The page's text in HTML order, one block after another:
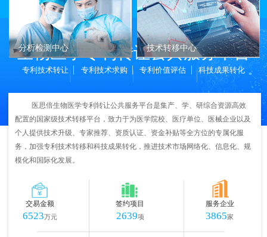
分析检测中心 技术转移中心
生物医学专利转让公共服务平台
专利技术转让 专利技术求购 专利价值评估 科技成果转化
医思倍生物医学专利转让公共服务平台是集产、学、研综合资源高效
配置的国家级技术转移平台，致力于为医学院校、医疗单位、医械企业以及
个人提供技术升级、专家推荐、资质认证、资金补贴等全方位的专属化服
务，加强专利技术转移和科技成果转化，推进技术市场网络化、信息化、规
模化和国际化发展。
交易金额
6523万元
签约项目
2639项
服务企业
3865家